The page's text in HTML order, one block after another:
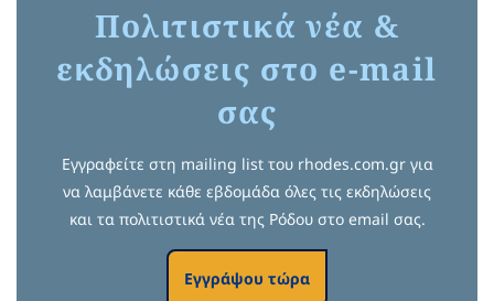
Πολιτιστικά νέα &
εκδηλώσεις στο e-mail
σας
Εγγραφείτε στη mailing list του rhodes.com.gr για
να λαμβάνετε κάθε εβδομάδα όλες τις εκδηλώσεις
και τα πολιτιστικά νέα της Ρόδου στο email σας.
Εγγράψου τώρα